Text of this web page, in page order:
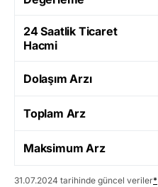
24 Saatlik Ticaret
Hacmi
Dolaşım Arzı
Toplam Arz
Maksimum Arz
31.07.2024 tarihinde güncel veriler*